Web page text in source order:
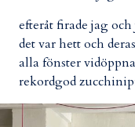
efteråt firade jag
det var hett och
alla fönster
rekordgod